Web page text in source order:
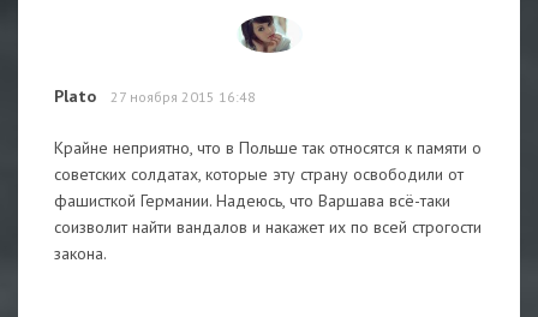
Plato 27 ноября 2015 16:48
Крайне неприятно, что в Польше так относятся к памяти о
советских солдатах, которые эту страну освободили от
фашисткой Германии. Надеюсь, что Варшава всё-таки
соизволит найти вандалов и накажет их по всей строгости
закона.